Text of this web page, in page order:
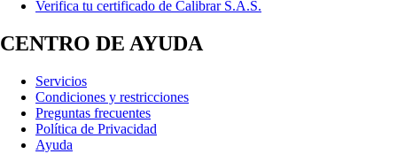
Verifica tu certificado de Calibrar S.A.S.
CENTRO DE AYUDA
Servicios
Condiciones y restricciones
Preguntas frecuentes
Política de Privacidad
Ayuda